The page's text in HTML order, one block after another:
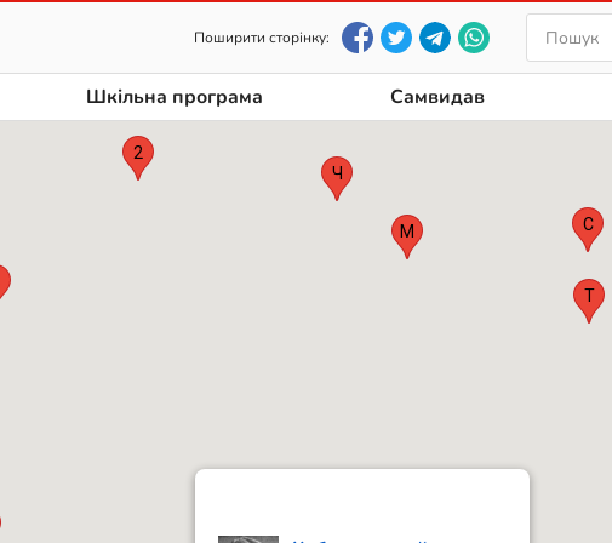
Поширити сторінку:
Шкільна програма Самвидав
2
М С
Т
Ч